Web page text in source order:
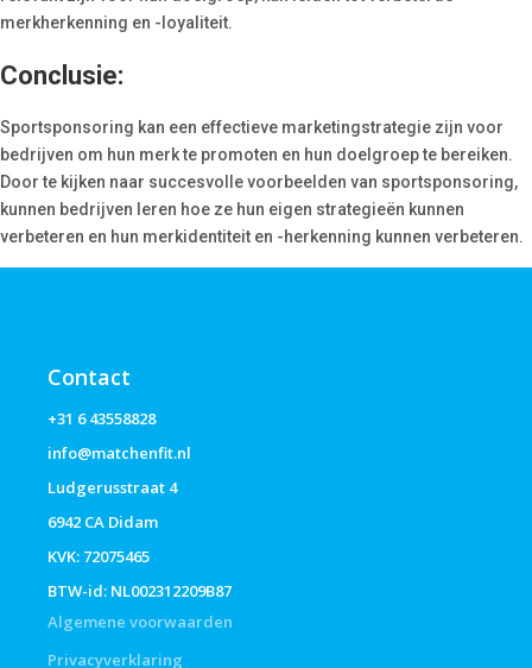
merkherkenning en -loyaliteit.
Conclusie:
Sportsponsoring kan een effectieve marketingstrategie zijn voor
bedrijven om hun merk te promoten en hun doelgroep te bereiken.
Door te kijken naar succesvolle voorbeelden van sportsponsoring,
kunnen bedrijven leren hoe ze hun eigen strategieën kunnen
verbeteren en hun merkidentiteit en -herkenning kunnen verbeteren.
Contact
+31 6 43558828
info@matchenfit.nl
Ludgerusstraat 4
6942 CA Didam
KVK: 72075465
BTW-id: NL002312209B87
Algemene voorwaarden
Privacyverklaring